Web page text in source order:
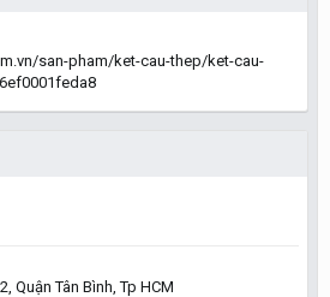
san-pham/ket-cau-thep/ket-cau-
Quận Tân Bình, Tp HCM